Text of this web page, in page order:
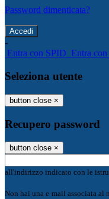
Password dimenticata?
-
Entra con SPID Entra
Seleziona utente
button close ×
Recupero password
button close ×
all'indirizzo indicato con le
Non hai una e-mail associata al